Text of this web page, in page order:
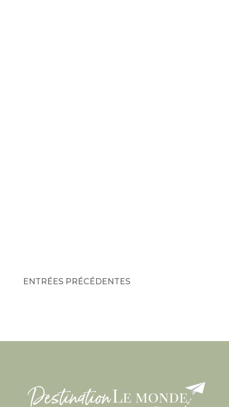
« ENTRÉES